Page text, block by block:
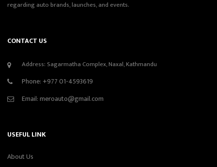
regarding auto brands, launches, and events.
CONTACT US
Address: Sagarmatha Complex, Naxal, Kathmandu
Phone: +977 01-4593619
Email:meroauto@gmail.com
USEFUL LINK
About Us